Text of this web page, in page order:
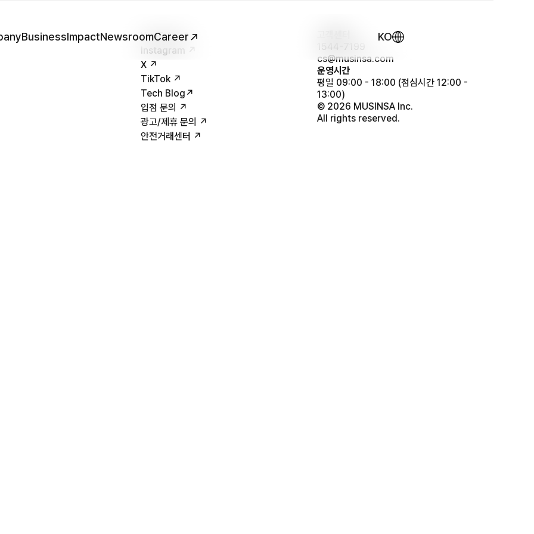
BusinessImpactNewsroomCareer KO
YouTube ↗
Instagram ↗
X ↗
TikTok ↗
Tech Blog↗
입점 문의 ↗
광고/제휴 문의 ↗
안전거래센터 ↗
1544-7199
cs@musinsa.com
운영시간
평일 09:00 - 18:00 (점심시간 12:00 -
13:00)
© 2026 MUSINSA Inc.
All rights reserved.